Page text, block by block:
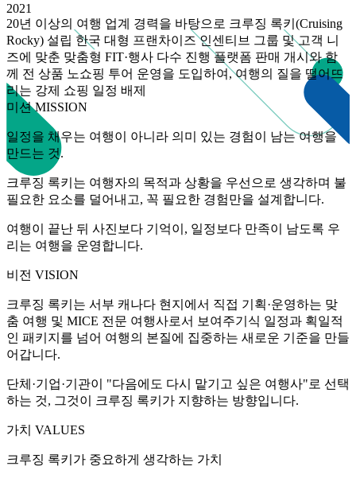
2021
20년 이상의 여행 업계 경력을 바탕으로 크루징 록키(Cruising
Rocky) 설립 한국 대형 프랜차이즈 인센티브 그룹 및 고객 니
즈에 맞춘 맞춤형 FIT·행사 다수 진행 플랫폼 판매 개시와 함
께 전 상품 노쇼핑 투어 운영을 도입하여, 여행의 질을 떨어뜨
리는 강제 쇼핑 일정 배제
미션 MISSION
일정을 채우는 여행이 아니라 의미 있는 경험이 남는 여행을
만드는 것.
크루징 록키는 여행자의 목적과 상황을 우선으로 생각하며 불
필요한 요소를 덜어내고, 꼭 필요한 경험만을 설계합니다.
여행이 끝난 뒤 사진보다 기억이, 일정보다 만족이 남도록 우
리는 여행을 운영합니다.
비전 VISION
크루징 록키는 서부 캐나다 현지에서 직접 기획·운영하는 맞
춤 여행 및 MICE 전문 여행사로서 보여주기식 일정과 획일적
인 패키지를 넘어 여행의 본질에 집중하는 새로운 기준을 만들
어갑니다.
단체·기업·기관이 "다음에도 다시 맡기고 싶은 여행사"로 선택
하는 것, 그것이 크루징 록키가 지향하는 방향입니다.
가치 VALUES
크루징 록키가 중요하게 생각하는 가치